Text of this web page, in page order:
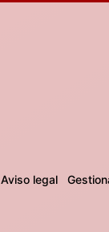
Aviso legal